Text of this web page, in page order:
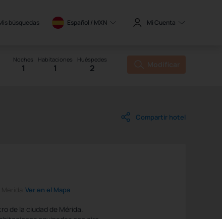
búsquedas Español / MXN Mi Cuenta
Noches
1
Habitaciones
1
Huéspedes
2
Compartir hotel
Ver en el Mapa
de la ciudad de Mérida.